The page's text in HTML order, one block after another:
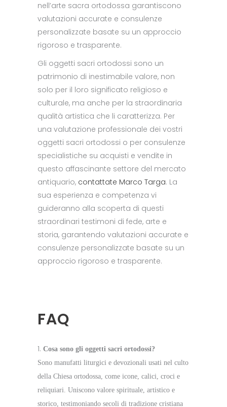
nell’arte sacra ortodossa garantiscono
valutazioni accurate e consulenze
personalizzate basate su un approccio
rigoroso e trasparente.
Gli oggetti sacri ortodossi sono un
patrimonio di inestimabile valore, non
solo per il loro significato religioso e
culturale, ma anche per la straordinaria
qualità artistica che li caratterizza. Per
una valutazione professionale dei vostri
oggetti sacri ortodossi o per consulenze
specialistiche su acquisti e vendite in
questo affascinante settore del mercato
antiquario, contattate Marco Targa. La
sua esperienza e competenza vi
guideranno alla scoperta di questi
straordinari testimoni di fede, arte e
storia, garantendo valutazioni accurate e
consulenze personalizzate basate su un
approccio rigoroso e trasparente.
FAQ
Cosa sono gli oggetti sacri ortodossi?
Sono manufatti liturgici e devozionali usati nel culto
della Chiesa ortodossa, come icone, calici, croci e
reliquiari. Uniscono valore spirituale, artistico e
storico, testimoniando secoli di tradizione cristiana